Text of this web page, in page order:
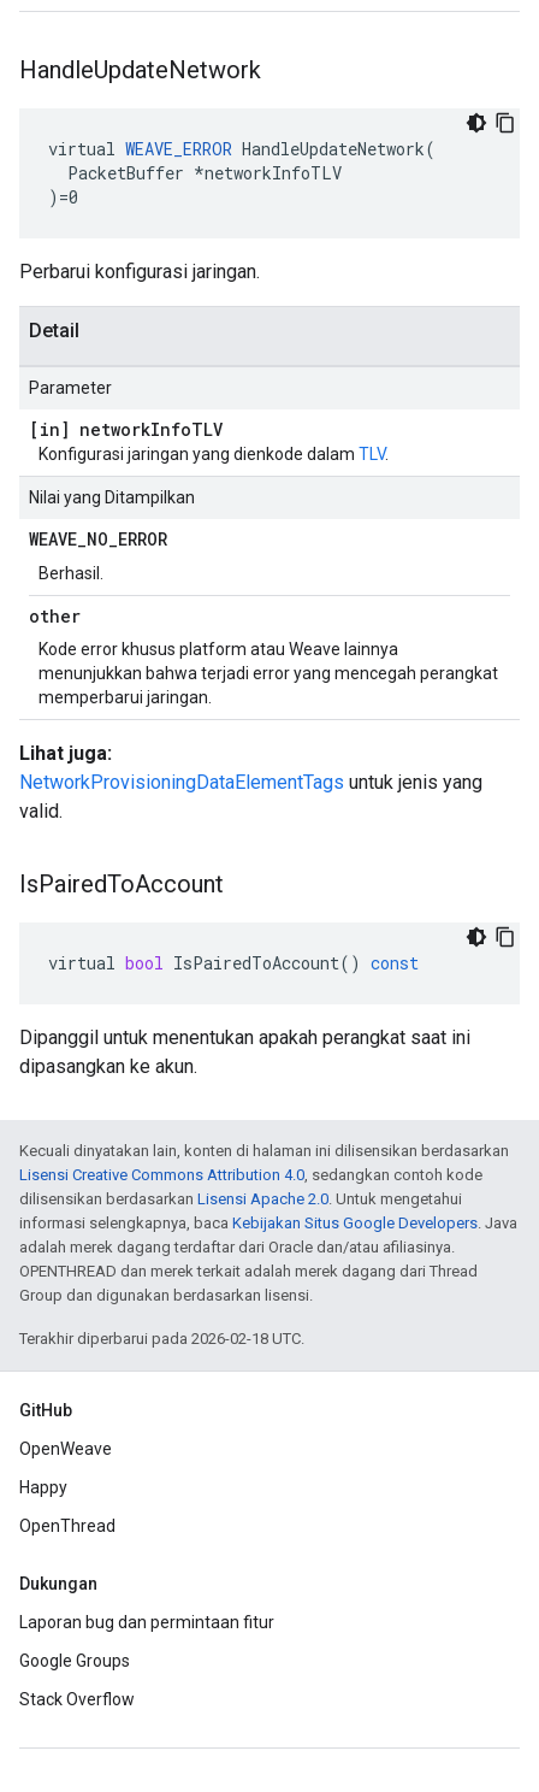
HandleUpdateNetwork
virtual WEAVE_ERROR HandleUpdateNetwork(
  PacketBuffer *networkInfoTLV
)=0
Perbarui konfigurasi jaringan.
Detail
Parameter
[in] networkInfoTLV
Konfigurasi jaringan yang dienkode dalam TLV.
Nilai yang Ditampilkan
WEAVE_NO_ERROR
Berhasil.
other
Kode error khusus platform atau Weave lainnya
menunjukkan bahwa terjadi error yang mencegah perangkat
memperbarui jaringan.
Lihat juga:
NetworkProvisioningDataElementTags untuk jenis yang
valid.
IsPairedToAccount
virtual bool IsPairedToAccount() const
Dipanggil untuk menentukan apakah perangkat saat ini
dipasangkan ke akun.
Kecuali dinyatakan lain, konten di halaman ini dilisensikan berdasarkan
Lisensi Creative Commons Attribution 4.0, sedangkan contoh kode
dilisensikan berdasarkan Lisensi Apache 2.0. Untuk mengetahui
informasi selengkapnya, baca Kebijakan Situs Google Developers. Java
adalah merek dagang terdaftar dari Oracle dan/atau afiliasinya.
OPENTHREAD dan merek terkait adalah merek dagang dari Thread
Group dan digunakan berdasarkan lisensi.
Terakhir diperbarui pada 2026-02-18 UTC.
GitHub
OpenWeave
Happy
OpenThread
Dukungan
Laporan bug dan permintaan fitur
Google Groups
Stack Overflow